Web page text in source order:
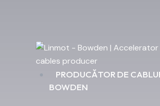
PRODUCĂTOR DE
BOWDEN